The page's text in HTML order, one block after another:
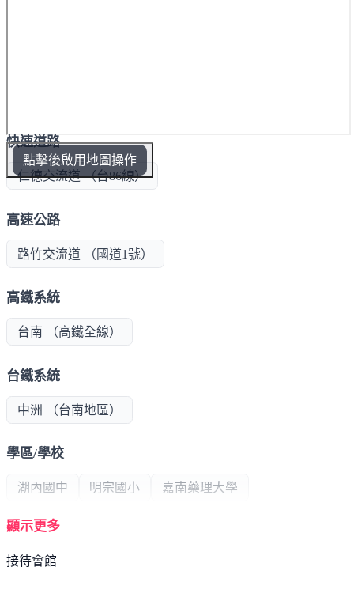
點擊後啟用地圖操作
快速道路
仁德交流道 （台86線）
高速公路
路竹交流道 （國道1號）
高鐵系統
台南 （高鐵全線）
台鐵系統
中洲 （台南地區）
學區/學校
湖內國中 明宗國小 嘉南藥理大學
公共建設
三井OUTLET
顯示更多
接待會館